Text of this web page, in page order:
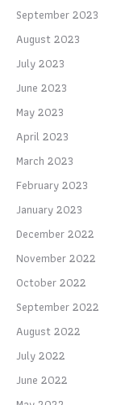
September 2023
August 2023
July 2023
June 2023
May 2023
April 2023
March 2023
February 2023
January 2023
December 2022
November 2022
October 2022
September 2022
August 2022
July 2022
June 2022